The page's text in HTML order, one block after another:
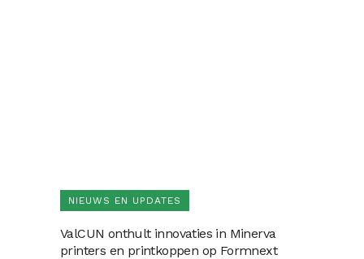
NIEUWS EN UPDATES
ValCUN onthult innovaties in Minerva
printers en printkoppen op Formnext